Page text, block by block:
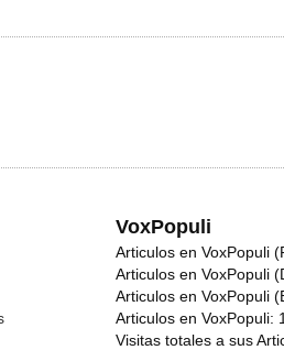
VoxPopuli
Articulos en VoxPopuli
Articulos en VoxPopuli
Articulos en VoxPopuli
Articulos en VoxPopuli: 1
Visitas totales a sus